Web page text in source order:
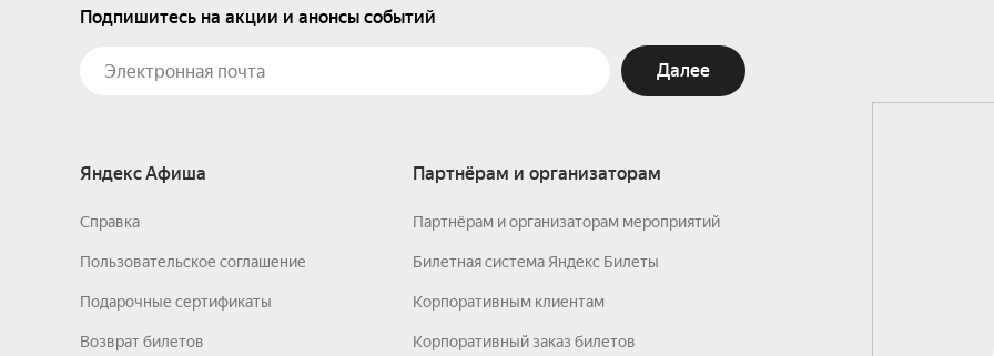
Подпишитесь на акции и анонсы событий
Далее
Яндекс Афиша
Справка
Пользовательское соглашение
Подарочные сертификаты
Возврат билетов
Партнёрам и организаторам
Партнёрам и организаторам мероприятий
Билетная система Яндекс Билеты
Корпоративным клиентам
Корпоративный заказ билетов